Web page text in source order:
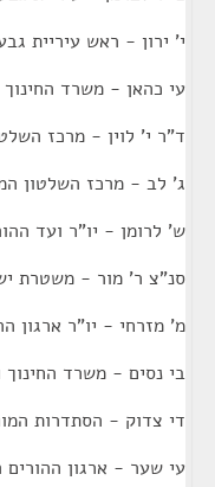
י' ירון - ראש עיריית
עי כהאן - משרד החינוך
ד"ר י' לוין - מרכז
ג' לב - מרכז השלטון
ש' לרומן - יו"ר ועד
סנ"צ ר' מור - משטרת
מ' מזרחי - יו"ר ארגון
בי נסים - משרד החינוך
די צדוק - הסתדרות
עי שער - ארגון ההורים